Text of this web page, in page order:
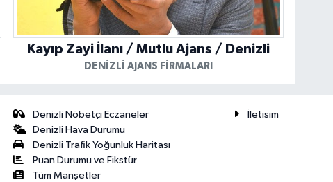
Kayıp Zayi İlanı / Mutlu Ajans / Denizli
DENIZLI AJANS FIRMALARI
Denizli Nöbetçi Eczaneler
Denizli Hava Durumu
Denizli Trafik Yoğunluk Haritası
Puan Durumu ve Fikstür
Tüm Manşetler
İletisim